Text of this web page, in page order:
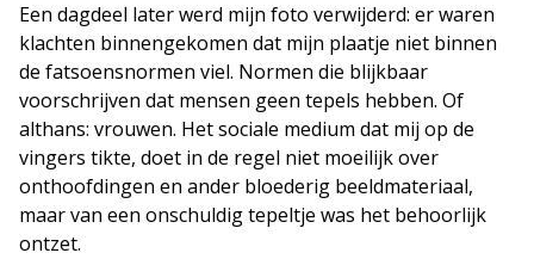
Een dagdeel later werd mijn foto verwijderd: er waren
klachten binnengekomen dat mijn plaatje niet binnen
de fatsoensnormen viel. Normen die blijkbaar
voorschrijven dat mensen geen tepels hebben. Of
althans: vrouwen. Het sociale medium dat mij op de
vingers tikte, doet in de regel niet moeilijk over
onthoofdingen en ander bloederig beeldmateriaal,
maar van een onschuldig tepeltje was het behoorlijk
ontzet.